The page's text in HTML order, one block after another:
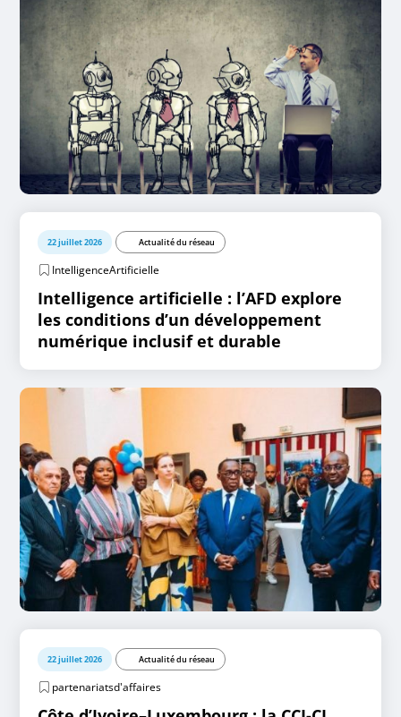
22 juillet 2026 Actualité du réseau
IntelligenceArtificielle
Intelligence artificielle : l’AFD explore
les conditions d’un développement
numérique inclusif et durable
22 juillet 2026 Actualité du réseau
partenariatsd'affaires